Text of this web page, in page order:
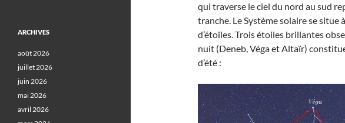
qui traverse le ciel du nord au sud
tranche. Le Système solaire se situe
d’étoiles. Trois étoiles brillantes
nuit (Deneb, Véga et Altaïr)
d’été :
ARCHIVES
août 2026
juillet 2026
juin 2026
mai 2026
avril 2026